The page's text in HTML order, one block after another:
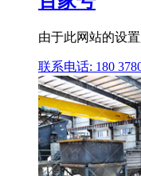
由于此网站的设
联系电话: 180